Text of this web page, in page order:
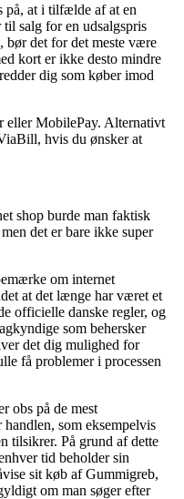
på, at i tilfælde af at en
salg for en udsalgspris
bør det for det meste være
kort er ikke desto mindre
dig som køber imod
eller MobilePay. Alternativt
hvis du ønsker at
shop burde man faktisk
det er bare ikke super
om internet
at det længe har været et
officielle danske regler, og
som behersker
det dig mulighed for
få problemer i processen
obs på de mest
som eksempelvis
tilsikrer. På grund af dette
tid beholder sin
sit køb af Gummigreb,
om man søger efter